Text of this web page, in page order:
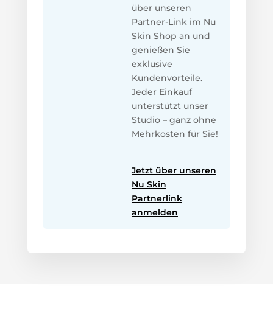
über unseren
Partner-Link im Nu
Skin Shop an und
genießen Sie
exklusive
Kundenvorteile.
Jeder Einkauf
unterstützt unser
Studio – ganz ohne
Mehrkosten für Sie!
Jetzt über unseren
Nu Skin
Partnerlink
anmelden